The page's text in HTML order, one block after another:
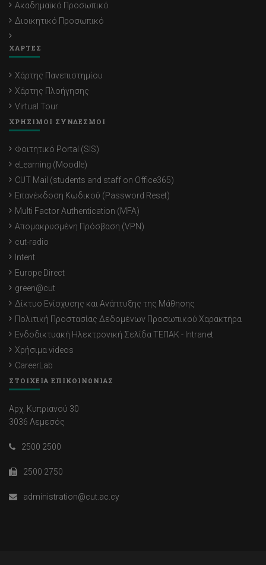
Ακαδημαϊκό Προσωπικό
Διοικητικό Προσωπικό
ΧΑΡΤΕΣ
Χάρτης Πανεπιστημίου
Χάρτης Πλοήγησης
Virtual Tour
ΧΡΗΣΙΜΟΙ ΣΥΝΔΕΣΜΟΙ
Φοιτητικό Portal (SIS)
eLearning (Moodle)
CUT Mail (students and staff on Office365)
Επανέκδοση Κωδικού (Password Reset)
Multi Factor Authentication (MFA)
Απομακρυσμένη Πρόσβαση (VPN)
cut-radio
Intent
Europe Direct
green@cut
Δίκτυο Ενίσχυσης και Ανάπτυξης της Μάθησης
Πολιτική Προστασίας Δεδομένων Προσωπικού Χαρακτήρα
Ενδοδικτυακή Ηλεκτρονική Σελίδα ΤΕΠΑΚ - Intranet
Χρήσιμα videos
CareerLab
ΣΤΟΙΧΕΙΑ ΕΠΙΚΟΙΝΩΝΙΑΣ
Αρχ. Κυπριανού 30
3036 Λεμεσός
2500 2500
2500 2750
administration@cut.ac.cy